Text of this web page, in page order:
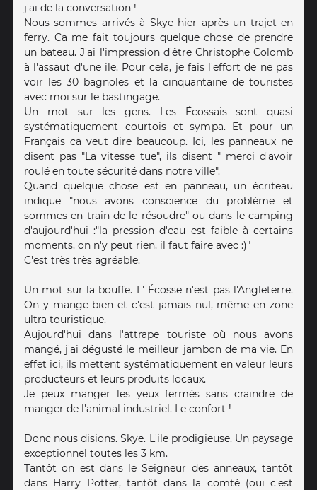
j'ai de la conversation !
Nous sommes arrivés à Skye hier après un trajet en
ferry. Ca me fait toujours quelque chose de prendre
un bateau. J'ai l'impression d'être Christophe Colomb
à l'assaut d'une ile. Pour cela, je fais l'effort de ne pas
voir les 30 bagnoles et la cinquantaine de touristes
avec moi sur le bastingage.
Un mot sur les gens. Les Écossais sont quasi
systématiquement courtois et sympa. Et pour un
Français ca veut dire beaucoup. Ici, les panneaux ne
disent pas "La vitesse tue", ils disent " merci d'avoir
roulé en toute sécurité dans notre ville".
Quand quelque chose est en panneau, un écriteau
indique "nous avons conscience du problème et
sommes en train de le résoudre" ou dans le camping
d'aujourd'hui :"la pression d'eau est faible à certains
moments, on n'y peut rien, il faut faire avec :)"
C'est très très agréable.
Un mot sur la bouffe. L' Écosse n'est pas l'Angleterre.
On y mange bien et c'est jamais nul, même en zone
ultra touristique.
Aujourd'hui dans l'attrape touriste où nous avons
mangé, j'ai dégusté le meilleur jambon de ma vie. En
effet ici, ils mettent systématiquement en valeur leurs
producteurs et leurs produits locaux.
Je peux manger les yeux fermés sans craindre de
manger de l'animal industriel. Le confort !
Donc nous disions. Skye. L'ile prodigieuse. Un paysage
exceptionnel toutes les 3 km.
Tantôt on est dans le Seigneur des anneaux, tantôt
dans Harry Potter, tantôt dans la comté (oui c'est